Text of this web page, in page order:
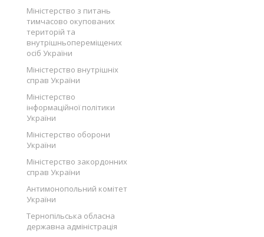
Міністерство з питань
тимчасово окупованих
територій та
внутрішньопереміщених
осіб України
Міністерство внутрішніх
справ України
Міністерство
інформаційної політики
України
Міністерство оборони
України
Міністерство закордонних
справ України
Антимонопольний комітет
України
Тернопільська обласна
державна адміністрація